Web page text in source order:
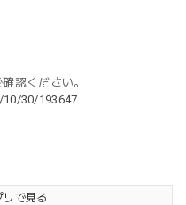
認ください。
30/193647
リで見る